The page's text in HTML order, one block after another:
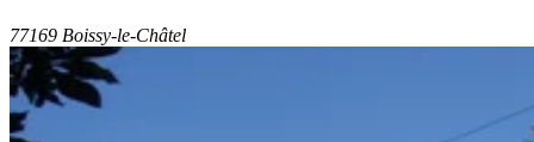
77169 Boissy-le-Châtel